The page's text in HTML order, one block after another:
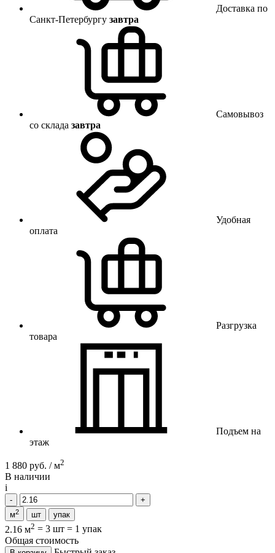
Доставка по
Санкт-Петербургу завтра
Самовывоз
со склада завтра
Удобная
оплата
Разгрузка
товара
Подъем на
этаж
1 880 руб. / м2
В наличии
i
м2 шт упак
2.16 м2 = 3 шт = 1 упак
Общая стоимость